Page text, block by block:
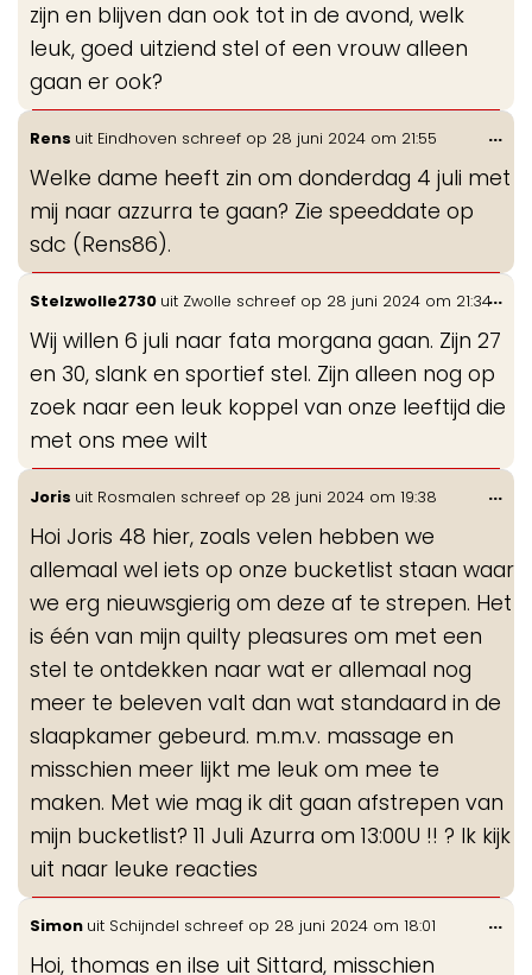
zijn en blijven dan ook tot in de avond, welk
leuk, goed uitziend stel of een vrouw alleen
gaan er ook?
Rens uit Eindhoven schreef op 28 juni 2024 om 21:55
Welke dame heeft zin om donderdag 4 juli met
mij naar azzurra te gaan? Zie speeddate op
sdc (Rens86).
...
Stelzwolle2730 uit Zwolle schreef op 28 juni 2024 om 21:34
Wij willen 6 juli naar fata morgana gaan. Zijn 27
en 30, slank en sportief stel. Zijn alleen nog op
zoek naar een leuk koppel van onze leeftijd die
met ons mee wilt
...
Joris uit Rosmalen schreef op 28 juni 2024 om 19:38
Hoi Joris 48 hier, zoals velen hebben we
allemaal wel iets op onze bucketlist staan waar
we erg nieuwsgierig om deze af te strepen. Het
is één van mijn quilty pleasures om met een
stel te ontdekken naar wat er allemaal nog
meer te beleven valt dan wat standaard in de
slaapkamer gebeurd. m.m.v. massage en
misschien meer lijkt me leuk om mee te
maken. Met wie mag ik dit gaan afstrepen van
mijn bucketlist? 11 Juli Azurra om 13:00U !! ? Ik kijk
uit naar leuke reacties
...
Simon uit Schijndel schreef op 28 juni 2024 om 18:01
Hoi, thomas en ilse uit Sittard, misschien
...